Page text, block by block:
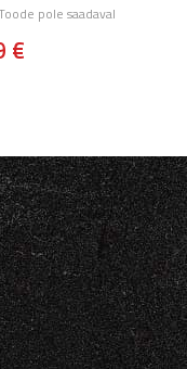
pole saadaval
€